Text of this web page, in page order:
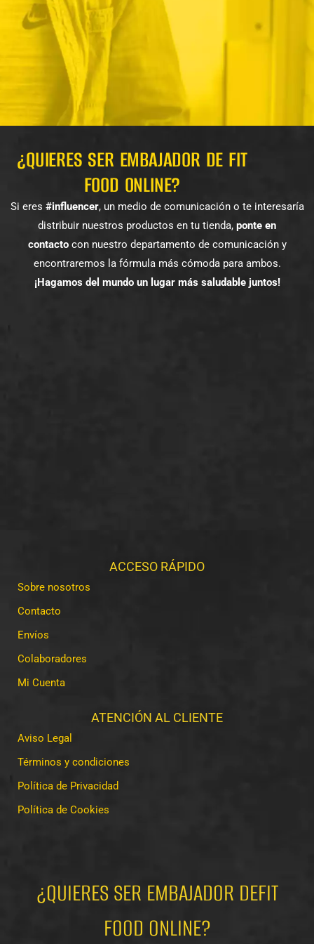
¿QUIERES SER EMBAJADOR DE FIT
FOOD ONLINE?
Si eres #influencer, un medio de comunicación o te interesaría
distribuir nuestros productos en tu tienda, ponte en
contactocon nuestro departamento de comunicación y
encontraremos la fórmula más cómoda para ambos.
¡Hagamos del mundo un lugar más saludable juntos!
ACCESO RÁPIDO
Sobre nosotros
Contacto
Envíos
Colaboradores
Mi Cuenta
ATENCIÓN AL CLIENTE
Aviso Legal
Términos y condiciones
Política de Privacidad
Política de Cookies
¿QUIERES SER EMBAJADOR DEFIT
FOOD ONLINE?